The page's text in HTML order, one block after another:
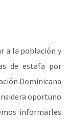
a la población y
de estafa por
Dominicana
oportuno
informarles